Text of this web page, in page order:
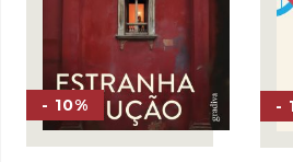
- 10% -